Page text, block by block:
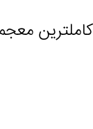
کاملترین